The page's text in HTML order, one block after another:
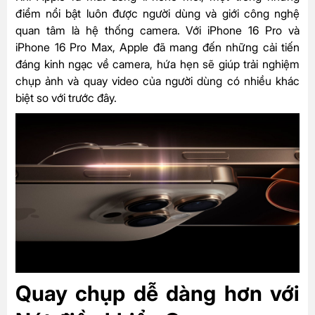
điểm nổi bật luôn được người dùng và giới công nghệ
quan tâm là hệ thống camera. Với iPhone 16 Pro và
iPhone 16 Pro Max, Apple đã mang đến những cải tiến
đáng kinh ngạc về camera, hứa hẹn sẽ giúp trải nghiệm
chụp ảnh và quay video của người dùng có nhiều khác
biệt so với trước đây.
Quay chụp dễ dàng hơn với